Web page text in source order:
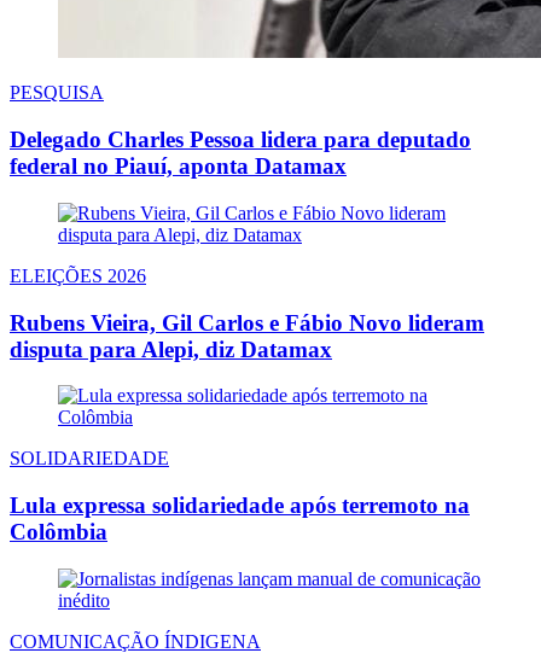
PESQUISA
Delegado Charles Pessoa lidera para deputado
federal no Piauí, aponta Datamax
ELEIÇÕES 2026
Rubens Vieira, Gil Carlos e Fábio Novo lideram
disputa para Alepi, diz Datamax
SOLIDARIEDADE
Lula expressa solidariedade após terremoto na
Colômbia
COMUNICAÇÃO ÍNDIGENA